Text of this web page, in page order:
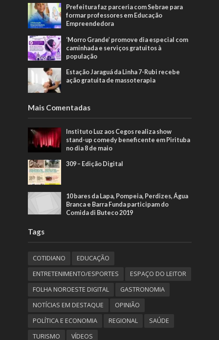
Prefeitura faz parceria com Sebrae para
formar professores em Educação
Empreendedora
‘Morro Grande’ promove dia especial com
caminhada e serviços gratuitos à
população
Estação Jaraguá da Linha 7-Rubi recebe
ação gratuita de massoterapia
Mais Comentadas
Instituto Luz aos Cegos realiza show
stand-up comedy beneficente em Pirituba
no dia 8 de maio
309 – Edição Digital
10 bares da Lapa, Pompeia, Perdizes, Água
Branca e Barra Funda participam do
Comida di Buteco 2019
Tags
COTIDIANO
EDUCAÇÃO
ENTRETENIMENTO/ESPORTES
ESPAÇO DO LEITOR
FOLHA NOROESTE DIGITAL
GASTRONOMIA
NOTÍCIAS EM DESTAQUE
OPINIÃO
POLÍTICA E ECONOMIA
REGIONAL
SAÚDE
TURISMO
VÍDEOS